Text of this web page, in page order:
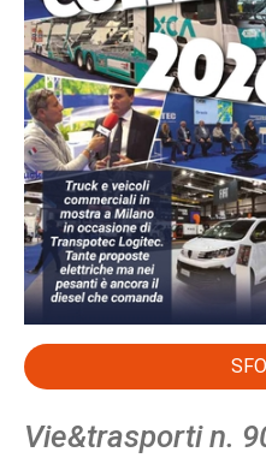
Vie&trasporti n.